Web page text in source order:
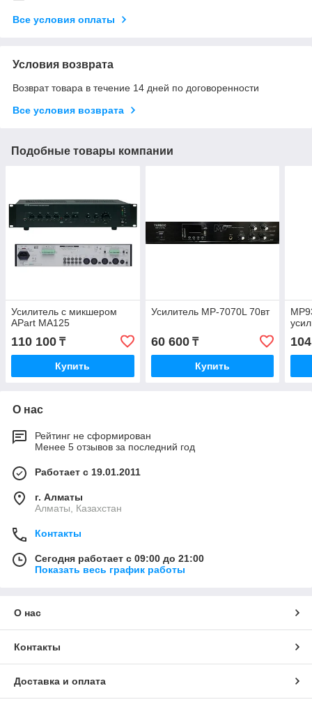
Все условия оплаты
Условия возврата
Возврат товара в течение 14 дней по договоренности
Все условия возврата
Подобные товары компании
Усилитель с микшером
APart MA125
110 100 ₸
Купить
Усилитель MP-7070L 70вт
60 600₸
Купить
О нас
Рейтинг не сформирован
Менее 5 отзывов за последний год
Работает с 19.01.2011
г. Алматы
Алматы, Казахстан
Контакты
Сегодня работает с 09:00 до 21:00
Показать весь график работы
О нас
Контакты
Доставка и оплата